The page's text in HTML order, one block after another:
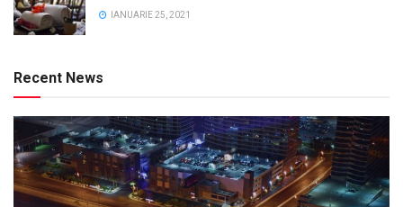
IANUARIE 25, 2021
Recent News